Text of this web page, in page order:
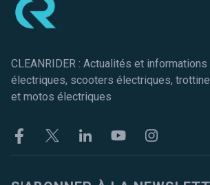
CLEANRIDER : Actualités et
électriques, scooters électriques,
et motos électriques
FacebookTwitter LinkekinYoutubeInstagram